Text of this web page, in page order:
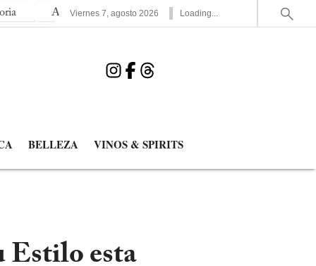
vs Suiza: la Albiceleste vence 3-1 en tiempos extra y
Viernes 7,agosto 2026 Loading...
BELLEZA VINOS & SPIRITS
Estilo esta